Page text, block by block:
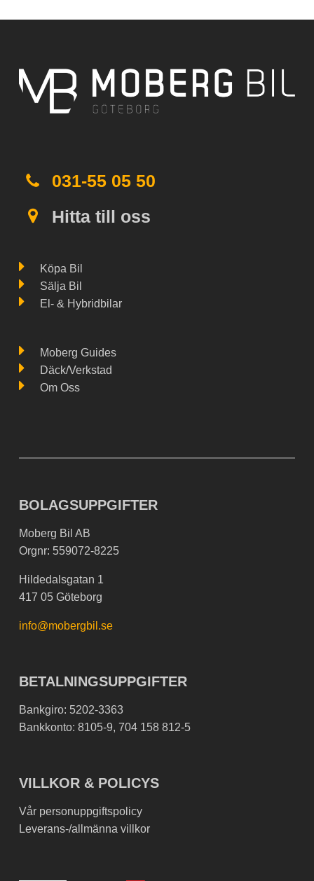
031-55 05 50
Hitta till oss
Köpa Bil
Sälja Bil
El- & Hybridbilar
Moberg Guides
Däck/Verkstad
Om Oss
BOLAGSUPPGIFTER
Moberg Bil AB
Orgnr: 559072-8225
Hildedalsgatan 1
417 05 Göteborg
info@mobergbil.se
BETALNINGSUPPGIFTER
Bankgiro: 5202-3363
Bankkonto: 8105-9, 704 158 812-5
VILLKOR & POLICYS
Vår personuppgiftspolicy
Leverans-/allmänna villkor